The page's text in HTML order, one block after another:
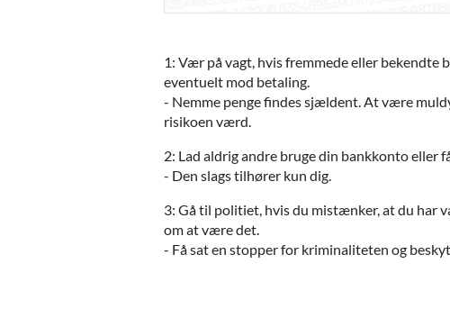
1: Vær på vagt, hvis fremmede eller bekendte
eventuelt mod betaling.
- Nemme penge findes sjældent. At være
risikoen værd.
2: Lad aldrig andre bruge din bankkonto eller
- Den slags tilhører kun dig.
3: Gå til politiet, hvis du mistænker, at du har
om at være det.
- Få sat en stopper for kriminaliteten og